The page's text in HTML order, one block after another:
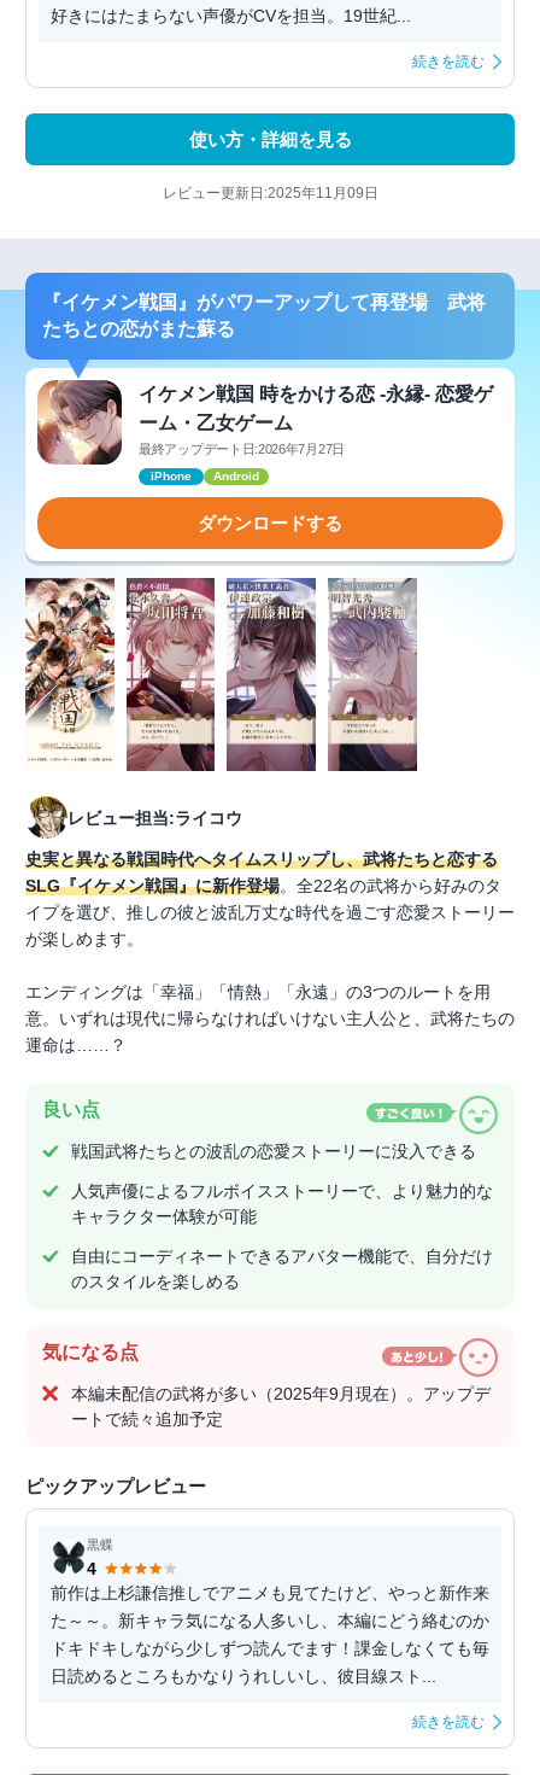
好きにはたまらない声優がCVを担当。19世紀...
続きを読む
使い方・詳細を見る
レビュー更新日:2025年11月09日
『イケメン戦国』がパワーアップして再登場 武将
たちとの恋がまた蘇る
イケメン戦国 時をかける恋 -永縁- 恋愛ゲ
ーム・乙女ゲーム
最終アップデート日:2026年7月27日
iPhone Android
ダウンロードする
レビュー担当:ライコウ
史実と異なる戦国時代へタイムスリップし、武将たちと恋する
SLG『イケメン戦国』に新作登場。全22名の武将から好みのタ
イプを選び、推しの彼と波乱万丈な時代を過ごす恋愛ストーリー
が楽しめます。
エンディングは「幸福」「情熱」「永遠」の3つのルートを用
意。いずれは現代に帰らなければいけない主人公と、武将たちの
運命は……？
良い点
戦国武将たちとの波乱の恋愛ストーリーに没入できる
人気声優によるフルボイスストーリーで、より魅力的な
キャラクター体験が可能
自由にコーディネートできるアバター機能で、自分だけ
のスタイルを楽しめる
気になる点
本編未配信の武将が多い（2025年9月現在）。アップデ
ートで続々追加予定
ピックアップレビュー
黒蝶
4
前作は上杉謙信推しでアニメも見てたけど、やっと新作来
た～～。新キャラ気になる人多いし、本編にどう絡むのか
ドキドキしながら少しずつ読んでます！課金しなくても毎
日読めるところもかなりうれしいし、彼目線スト...
続きを読む